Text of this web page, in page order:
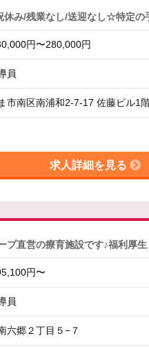
み/残業なし/送迎なし☆特定
円〜280,000円
員
市南区南浦和2-7-17 佐藤ビル1
求人詳細を見る
直営の療育施設です♪福利厚
円〜
員
六郷２丁目５−７